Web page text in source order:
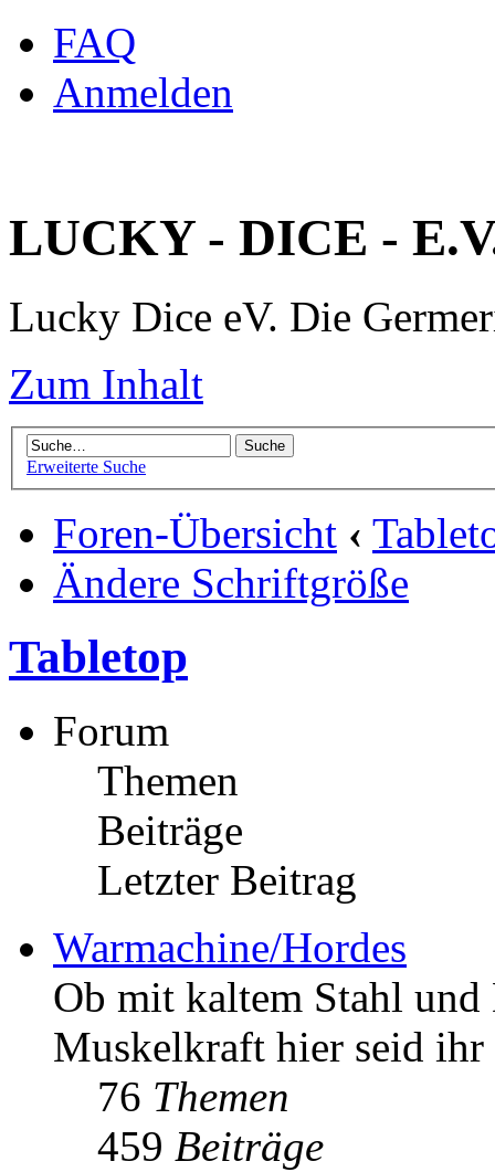
FAQ
Anmelden
LUCKY - DICE -
Lucky Dice eV. Die
Zum Inhalt
Erweiterte Suche
Foren-Übersicht ‹
Ändere Schriftgröße
Tabletop
Forum
Themen
Beiträge
Letzter Beitrag
Warmachine/Hordes
Ob mit kaltem Stahl
Muskelkraft hier seid
76 Themen
459 Beiträge